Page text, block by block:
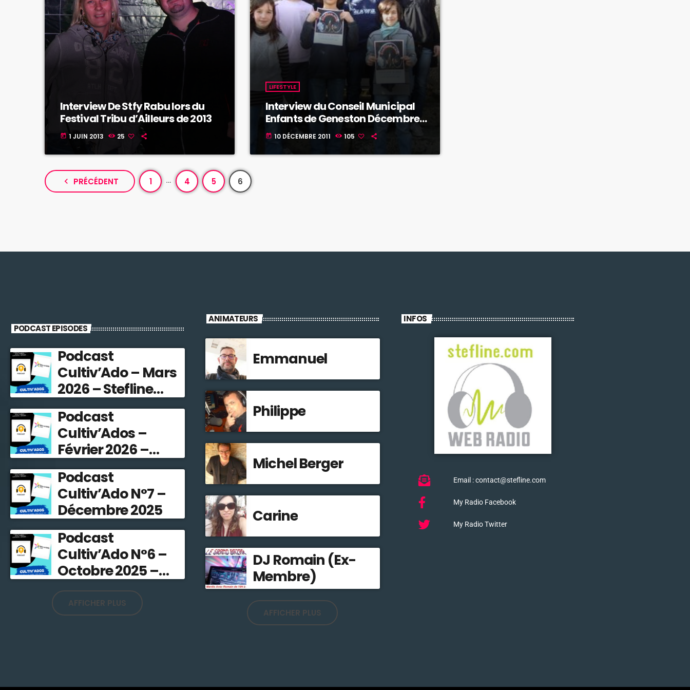
Interview De Stfy Rabu lors du
Festival Tribu d’Ailleurs de 2013
today 1 JUIN 2013 25
LIFESTYLE
Interview du Conseil Municipal
Enfants de Geneston Décembre
2011 (3ème reportage)
today 10 DÉCEMBRE 2011 105
navigate_before PRÉCÉDENT 1 … 4 5 6
PODCAST EPISODES
Podcast
Cultiv’Ado – Mars
2026 – Stefline
Radio
Podcast
Cultiv’Ados –
Février 2026 –
Stefline Radio
Podcast
Cultiv’Ado N°7 –
Décembre 2025
Podcast
Cultiv’Ado N°6 –
Octobre 2025 –
Stefline Radio
AFFICHER PLUS
ANIMATEURS
Emmanuel
Philippe
Michel Berger
Carine
DJ Romain (Ex-
Membre)
AFFICHER PLUS
INFOS
Email : contact@stefline.com
My Radio Facebook
My Radio Twitter